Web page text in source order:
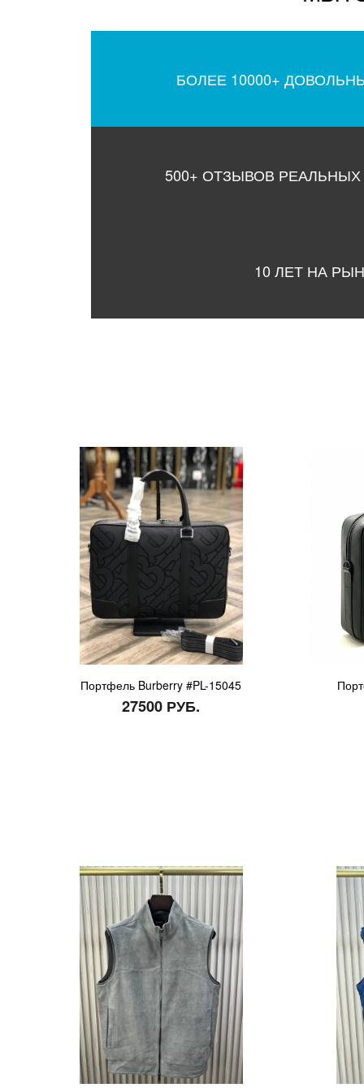
БОЛЕЕ 10000+
500+ ОТЗЫВОВ
10 ЛЕТ НА
Портфель Burberry #PL-15045
27500 РУБ.